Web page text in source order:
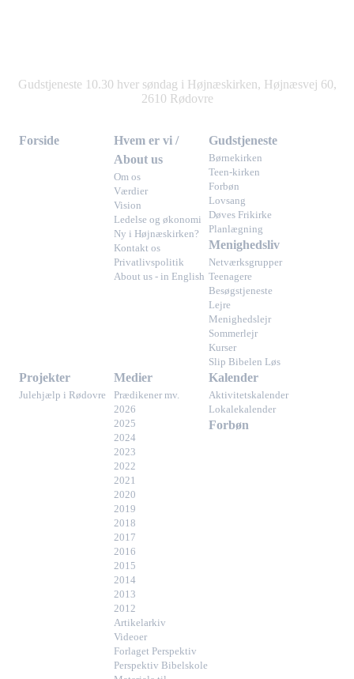
Gudstjeneste 10.30 hver søndag i Højnæskirken, Højnæsvej 60,
2610 Rødovre
Forside
Hvem er vi /
About us
Om os
Værdier
Vision
Ledelse og økonomi
Ny i Højnæskirken?
Kontakt os
Privatlivspolitik
About us - in English
Gudstjeneste
Børnekirken
Teen-kirken
Forbøn
Lovsang
Døves Frikirke
Planlægning
Menighedsliv
Netværksgrupper
Teenagere
Besøgstjeneste
Lejre
Menighedslejr
Sommerlejr
Kurser
Slip Bibelen Løs
Projekter
Julehjælp i Rødovre
Medier
Prædikener mv.
2026
2025
2024
2023
2022
2021
2020
2019
2018
2017
2016
2015
2014
2013
2012
Artikelarkiv
Videoer
Forlaget Perspektiv
Perspektiv Bibelskole
Kalender
Aktivitetskalender
Lokalekalender
Forbøn